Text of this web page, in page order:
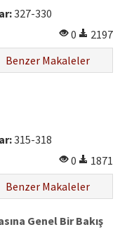
327-330
0
2197
Benzer Makaleler
315-318
0
1871
Benzer Makaleler
Genel Bir Bakış